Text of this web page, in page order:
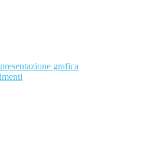
grafica